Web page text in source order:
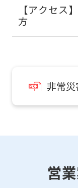
【アクセス
方
非常
営